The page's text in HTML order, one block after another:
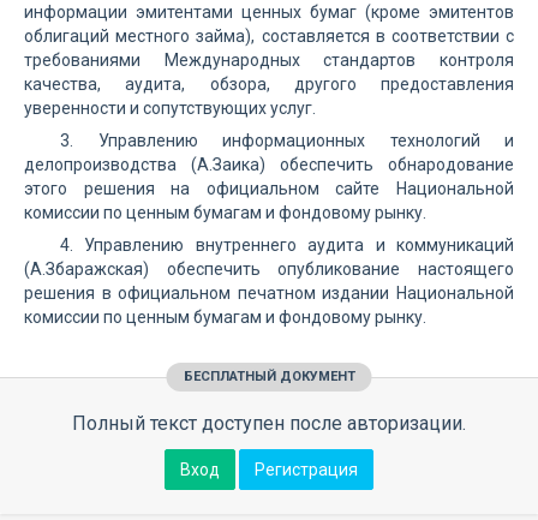
информации эмитентами ценных бумаг (кроме эмитентов
облигаций местного займа), составляется в соответствии с
требованиями Международных стандартов контроля
качества, аудита, обзора, другого предоставления
уверенности и сопутствующих услуг.
3. Управлению информационных технологий и
делопроизводства (А.Заика) обеспечить обнародование
этого решения на официальном сайте Национальной
комиссии по ценным бумагам и фондовому рынку.
4. Управлению внутреннего аудита и коммуникаций
(А.Збаражская) обеспечить опубликование настоящего
решения в официальном печатном издании Национальной
комиссии по ценным бумагам и фондовому рынку.
БЕСПЛАТНЫЙ ДОКУМЕНТ
Полный текст доступен после авторизации.
Вход Регистрация